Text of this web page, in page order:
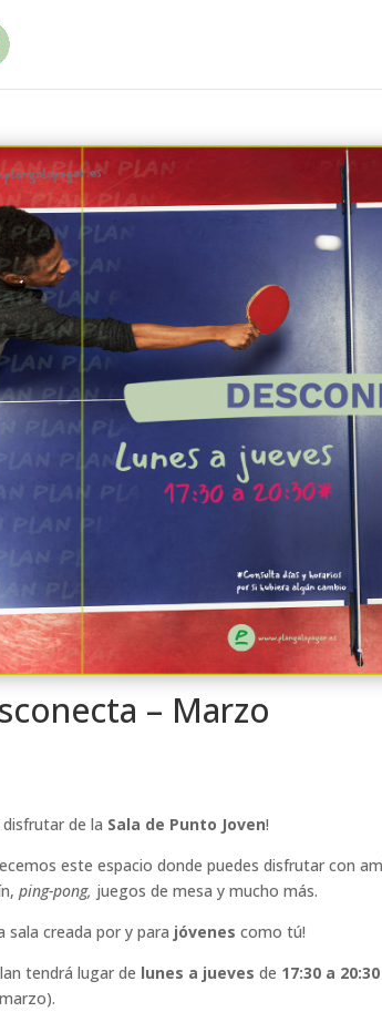
– Marzo
disfrutar de la Sala de Punto Joven!
este espacio donde puedes disfrutar con
ping-pong, juegos de mesa y mucho más.
sala creada por y para jóvenes como tú!
tendrá lugar de lunes a jueves de 17:30 a